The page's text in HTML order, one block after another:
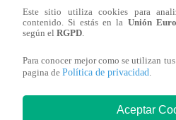
El chef peruano probó el
textura. No está feo. Pero
hagamos chaufa criollo ya
Este sitio utiliza cookies para
contenido. Si estás en la Unión
según el RGPD
Para conocer mejor como se utilizan
pagina de Política de privacidad
Aceptar